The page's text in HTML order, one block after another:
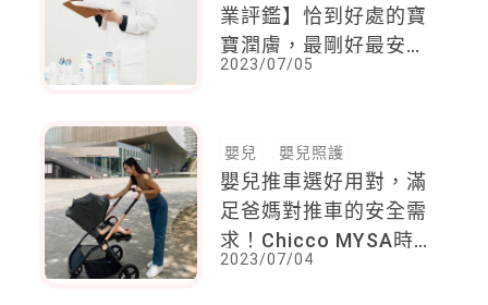
業評鑑】恰到好處的寶
寶潤膚，最剛好最安
心，關鍵就是要記得補
2023/07/05
嬰兒 嬰兒照護
嬰兒推車選好用對，滿
足爸媽對推車的安全需
求！Chicco MYSA時
尚手推車升級寶寶的乘
2023/07/04